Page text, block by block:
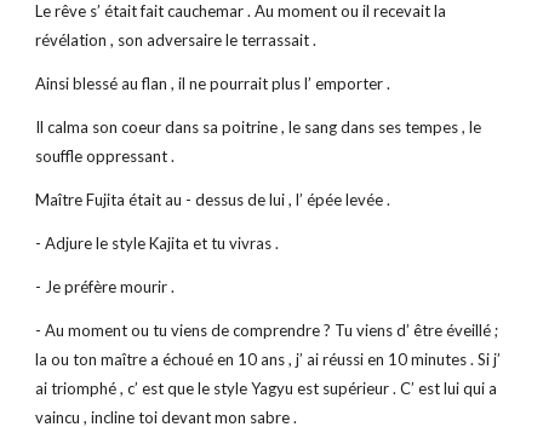
Le rêve s’ était fait cauchemar . Au moment ou il recevait la
révélation , son adversaire le terrassait .
Ainsi blessé au flan , il ne pourrait plus l’ emporter .
Il calma son coeur dans sa poitrine , le sang dans ses tempes , le
souffle oppressant .
Maître Fujita était au - dessus de lui , l’ épée levée .
- Adjure le style Kajita et tu vivras .
- Je préfère mourir .
- Au moment ou tu viens de comprendre ? Tu viens d’ être éveillé ;
la ou ton maître a échoué en 10 ans , j’ ai réussi en 10 minutes . Si j’
ai triomphé , c’ est que le style Yagyu est supérieur . C’ est lui qui a
vaincu , incline toi devant mon sabre .